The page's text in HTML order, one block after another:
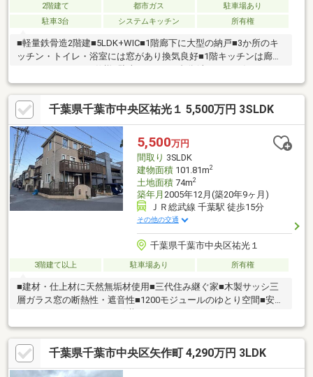
2階建て 都市ガス
駐車場あり
駐車3台
システムキッチン 所有権
■軽量鉄骨造2階建■5LDK+WIC■1階廊下に大型の納戸■3か所のキ
ッチン・トイレ・浴室には窓があり換気良好■1階キッチンは廊下
千葉県千葉市中央区祐光１ 5,500万円 3SLDK
5,500万円
間取り 3SLDK
建物面積101.81m2
土地面積74m2
築年月 2005年12月(築20年9ヶ月)
ＪＲ総武線 千葉駅 徒歩15分
その他の交通
千葉県千葉市中央区祐光１
3階建て以上 駐車場あり 所有権
■建材・仕上材に天然無垢材使用■三代住み継ぐ家■木製サッシ三
層ガラス窓の断熱性・遮音性■1200モジュールのゆとり空間■安心
年無料定期健診システム） ■24時間熱交換型換気システム■高気
密・高断熱・計画換気 ■優れた耐震性能■高い防犯性能■火災に強
い防火性能■強力な台風にも負けない耐風・耐水性能
千葉県千葉市中央区矢作町 4,290万円 3LDK